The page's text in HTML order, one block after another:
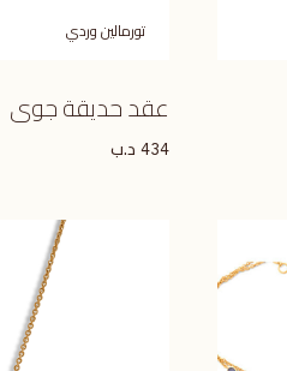
تورمالين وردي
عقد حديقة جوى
434 د.ب